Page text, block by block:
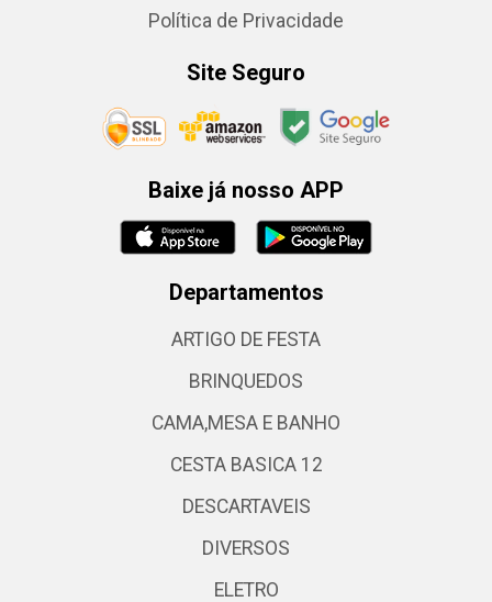
Política de Privacidade
Site Seguro
Baixe já nosso APP
Departamentos
ARTIGO DE FESTA
BRINQUEDOS
CAMA,MESA E BANHO
CESTA BASICA 12
DESCARTAVEIS
DIVERSOS
ELETRO